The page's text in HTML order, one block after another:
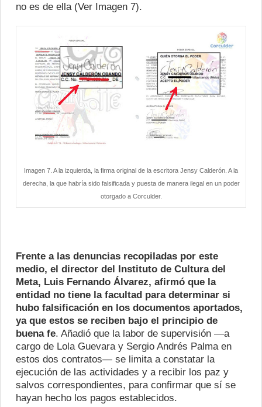
no es de ella (Ver Imagen 7).
Imagen 7. A la izquierda, la firma original de la escritora Jensy Calderón. A la
derecha, la que habría sido falsificada y puesta de manera ilegal en un poder
otorgado a Corculder.
Frente a las denuncias recopiladas por este
medio, el director del Instituto de Cultura del
Meta, Luis Fernando Álvarez, afirmó que la
entidad no tiene la facultad para determinar si
hubo falsificación en los documentos aportados,
ya que estos se reciben bajo el principio de
buena fe. Añadió que la labor de supervisión —a
cargo de Lola Guevara y Sergio Andrés Palma en
estos dos contratos— se limita a constatar la
ejecución de las actividades y a recibir los paz y
salvos correspondientes, para confirmar que sí se
hayan hecho los pagos establecidos.